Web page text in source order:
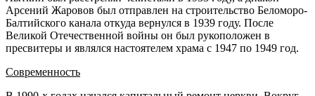
Арсений Жаровов был отправлен на строительство Беломоро-
Балтийского канала откуда вернулся в 1939 году. После
Великой Отечественной войны он был рукоположен в
пресвитеры и являлся настоятелем храма с 1947 по 1949 год.
Современность